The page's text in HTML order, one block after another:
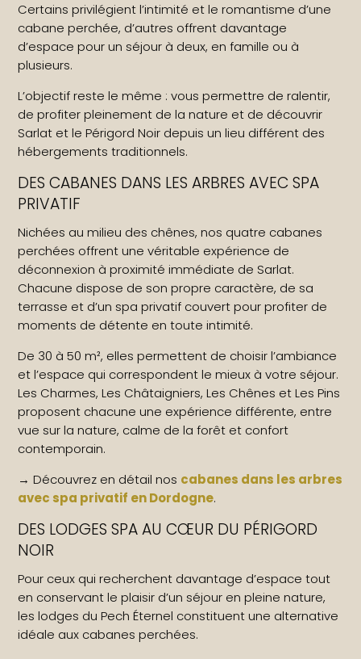
Certains privilégient l’intimité et le romantisme d’une
cabane perchée, d’autres offrent davantage
d’espace pour un séjour à deux, en famille ou à
plusieurs.
L’objectif reste le même : vous permettre de ralentir,
de profiter pleinement de la nature et de découvrir
Sarlat et le Périgord Noir depuis un lieu différent des
hébergements traditionnels.
DES CABANES DANS LES ARBRES AVEC SPA
PRIVATIF
Nichées au milieu des chênes, nos quatre cabanes
perchées offrent une véritable expérience de
déconnexion à proximité immédiate de Sarlat.
Chacune dispose de son propre caractère, de sa
terrasse et d’un spa privatif couvert pour profiter de
moments de détente en toute intimité.
De 30 à 50 m², elles permettent de choisir l’ambiance
et l’espace qui correspondent le mieux à votre séjour.
Les Charmes, Les Châtaigniers, Les Chênes et Les Pins
proposent chacune une expérience différente, entre
vue sur la nature, calme de la forêt et confort
contemporain.
→ Découvrez en détail nos cabanes dans les arbres
avec spa privatif en Dordogne.
DES LODGES SPA AU CŒUR DU PÉRIGORD
NOIR
Pour ceux qui recherchent davantage d’espace tout
en conservant le plaisir d’un séjour en pleine nature,
les lodges du Pech Éternel constituent une alternative
idéale aux cabanes perchées.